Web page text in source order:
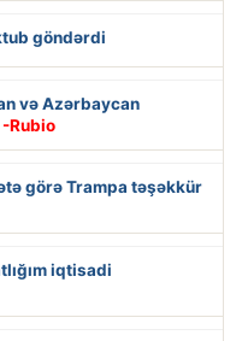
göndərdi
və Azərbaycan
-Rubio
görə Trampa təşəkkür
iqtisadi